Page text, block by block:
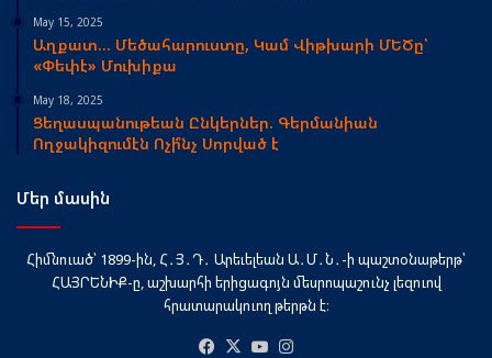
May 15, 2025
Աղքատ… Մեծահարուստը, Կամ Վիթխարի ՄԵԾը՝
«Փեփէ» Մուխիքա
May 18, 2025
Ցեղասպանութեան Ընկերներ. Գերմանիան
Ողջակիզումէն Ոչի՞նչ Սորված է
Մեր մասին
Հիմնուած՝ 1899-ին, Հ․Յ․Դ․ Արեւելեան Ա․Մ․Ն․-ի պաշտօնաթերթ՝
ՀԱՅՐԵՆԻՔ-ը, աշխարհի երիցագոյն մեսրոպաշունչ լեզուով
հրատարակուող թերթն է։
Facebook
X YouTube